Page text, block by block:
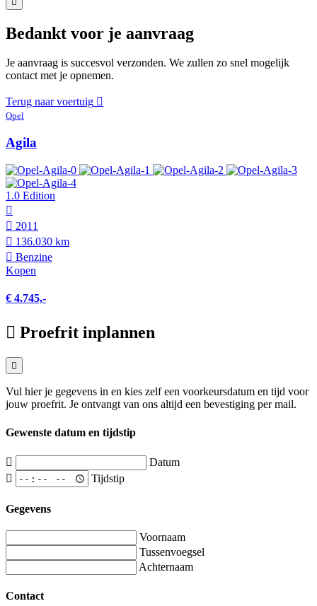
Bedankt voor je aanvraag
Je aanvraag is succesvol verzonden. We zullen zo snel mogelijk
contact met je opnemen.
Terug naar voertuig
Opel
Agila
1.0 Edition
2011
136.030 km
Benzine
Kopen
€ 4.745,-
Proefrit inplannen
Vul hier je gegevens in en kies zelf een voorkeursdatum en tijd voor
jouw proefrit. Je ontvangt van ons altijd een bevestiging per mail.
Gewenste datum en tijdstip
Datum
Tijdstip
Gegevens
Voornaam
Tussenvoegsel
Achternaam
Contact